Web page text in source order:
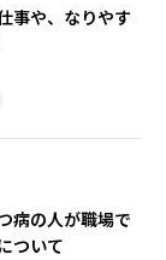
事や、なりやす
病の人が職場で
ついて